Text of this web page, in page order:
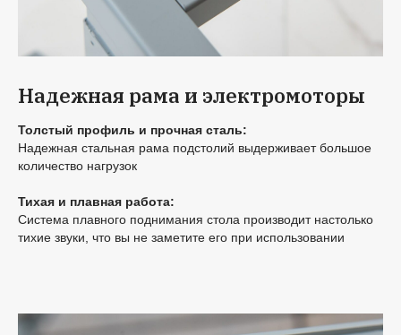
Надежная рама и электромоторы
Толстый профиль и прочная сталь:
Надежная стальная рама подстолий выдерживает большое
количество нагрузок
Тихая и плавная работа:
Система плавного поднимания стола производит настолько
тихие звуки, что вы не заметите его при использовании